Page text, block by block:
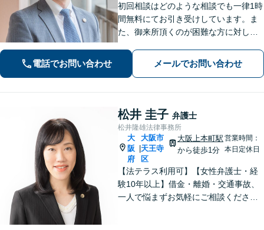
初回相談はどのような相談でも一律1時
間無料にてお引き受けしています。ま
た、御来所頂くのが困難な方に対して
す。弁護士事務所の比較的少ない八尾
市及び近隣市・区の方々に上質なリー
電話でお問い合わせ メールでお問い合わせ
松井 圭子 弁護士
松井隆雄法律事務所
大
阪
府
大阪市
天王寺
区
大阪上本町駅
から徒歩1分
営業時間：
本日定休日
【法テラス利用可】【女性弁護士・経
験10年以上】借金・離婚・交通事故、
一人で悩まずお気軽にご相談ください